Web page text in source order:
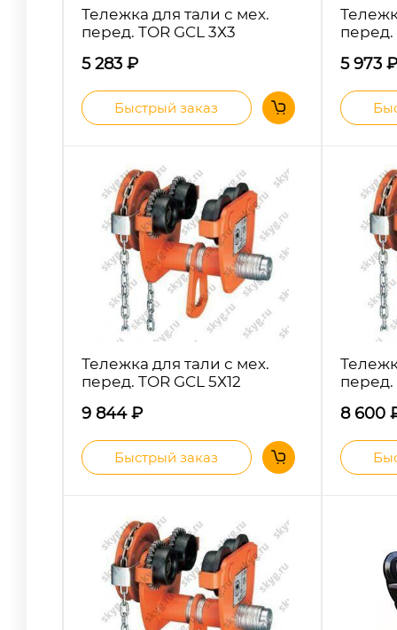
Тележка для тали с мех.
перед. TOR GCL 3Х3
5 283 ₽
Быстрый заказ
перед.
5 973 ₽
Тележка для тали с мех.
перед. TOR GCL 5Х12
9 844₽
Быстрый заказ
перед.
8 600